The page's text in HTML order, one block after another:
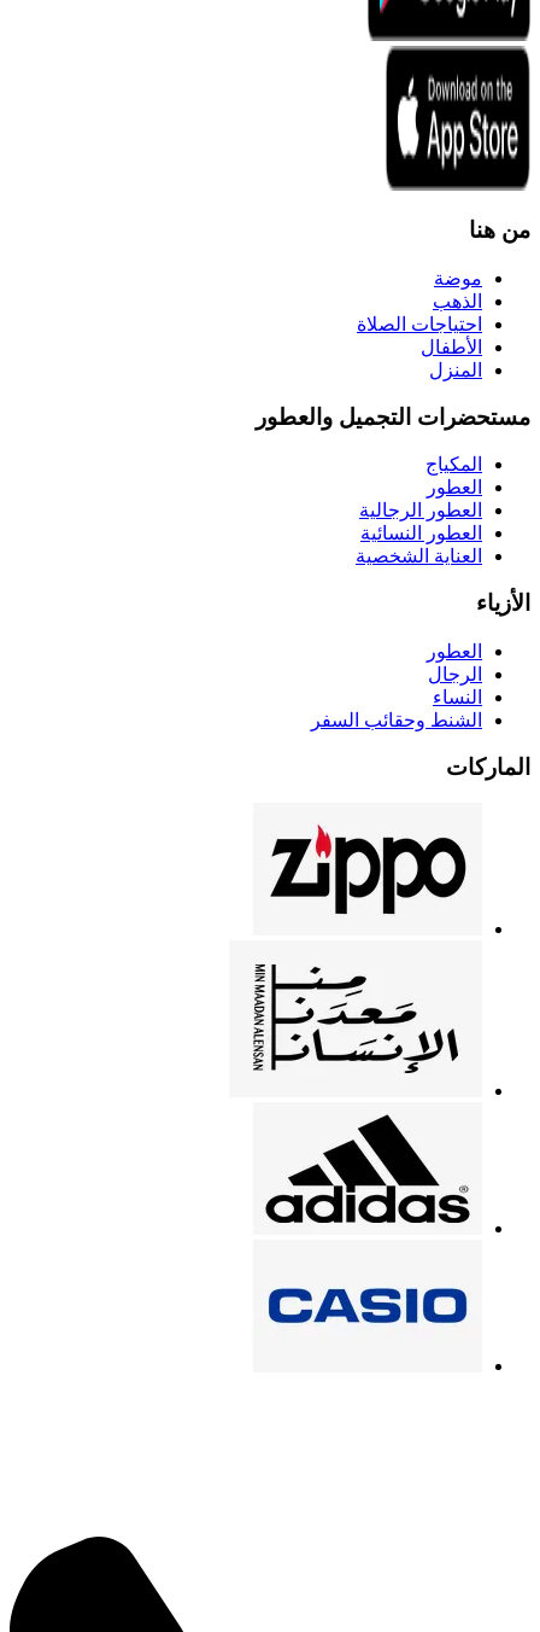
من هنا
موضة
الذهب
احتياجات الصلاة
الأطفال
المنزل
مستحضرات التجميل والعطور
المكياج
العطور
العطور الرجالية
العطور النسائية
العناية الشخصية
الأزياء
العطور
الرجال
النساء
الشنط وحقائب السفر
الماركات